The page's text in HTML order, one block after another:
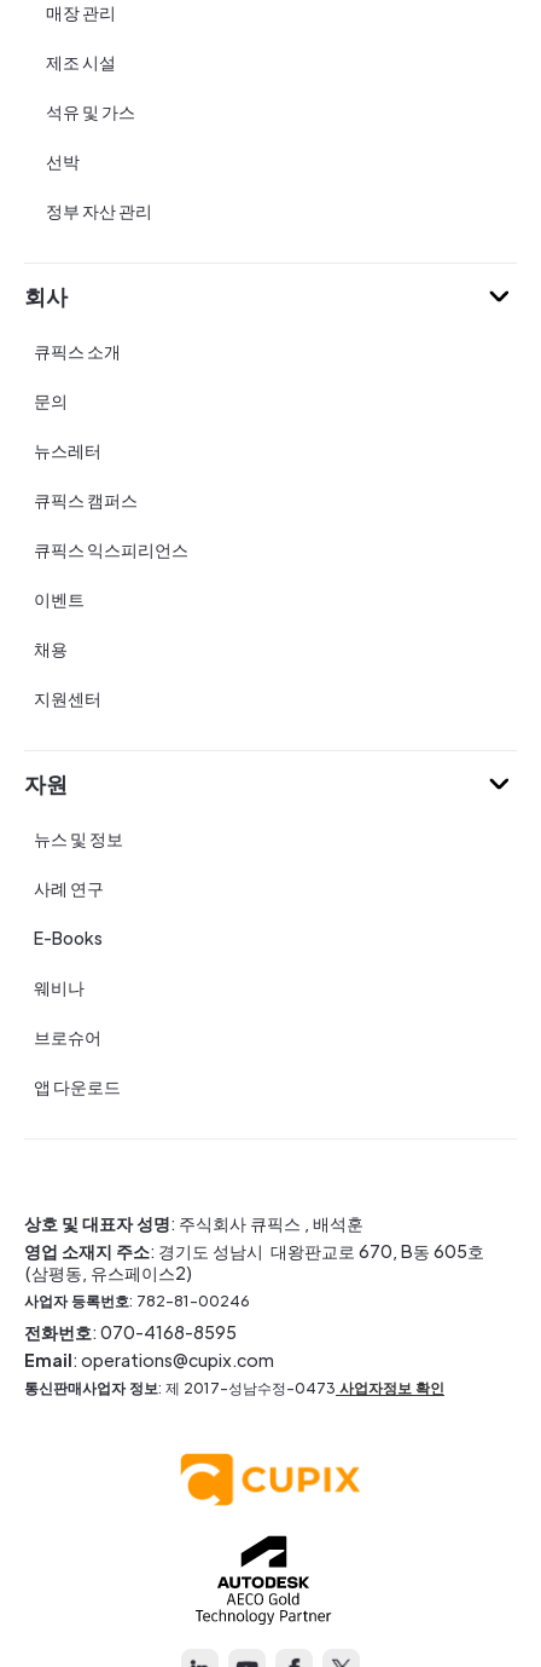
매장 관리
제조 시설
석유 및 가스
선박
정부 자산 관리
회사
큐픽스 소개
문의
뉴스레터
큐픽스 캠퍼스
큐픽스 익스피리언스
이벤트
채용
지원센터
자원
뉴스 및 정보
사례 연구
E-Books
웨비나
브로슈어
앱 다운로드
상호 및 대표자 성명: 주식회사 큐픽스 , 배석훈
영업 소재지 주소: 경기도 성남시 대왕판교로 670, B동 605호
(삼평동, 유스페이스2)
사업자 등록번호: 782-81-00246
전화번호: 070-4168-8595
Email: operations@cupix.com
통신판매사업자 정보: 제 2017-성남수정-0473 사업자정보 확인